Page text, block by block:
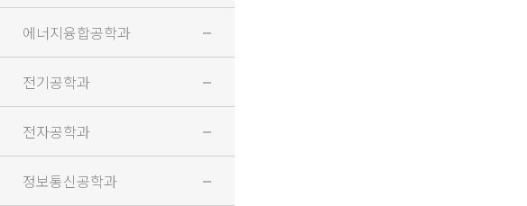
에너지융합공학과
전기공학과
전자공학과
정보통신공학과